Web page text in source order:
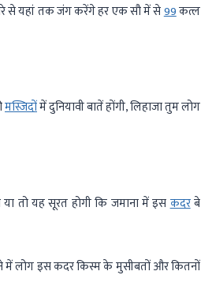
से यहां तक जंग करेंगे हर एक सौ में से99कत्ल
मस्जिदोंमें दुनियावी बातें होंगी, लिहाजा तुम लोग
तो यह सूरत होगी कि जमाना में इसकदरबे
में लोग इस कदर किस्म के मुसीबतों और कितनों